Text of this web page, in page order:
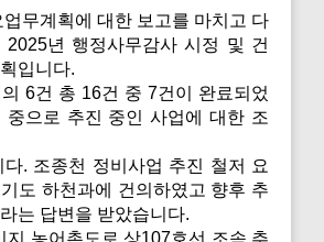
무계획에 대한 보고를 마치고 다
2025년 행정사무감사 시정 및 건
입니다.
6건 총 16건 중 7건이 완료되었
중으로 추진 중인 사업에 대한 조
. 조종천 정비사업 추진 철저 요
도 하천과에 건의하였고 향후 추
는 답변을 받았습니다.
지 농어촌도로 상107호선 조속 추